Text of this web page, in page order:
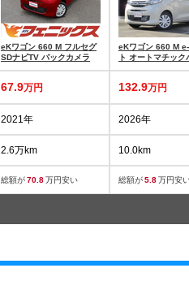
eKワゴン 660 M フルセグ
SDナビTV バックカメラ
67.9万円
2021年
2.6万km
総額が70.8万円安い
eKワゴン 660 M
ト オートマチック
132.9万円
2026年
10.0km
総額が5.8万円安